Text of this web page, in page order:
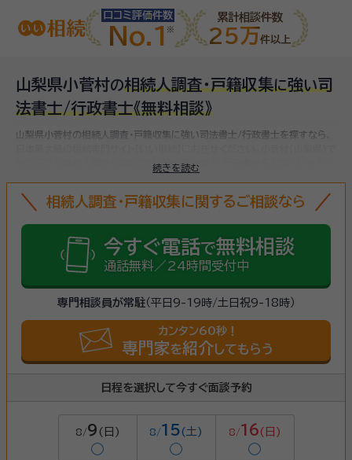
口コミ評価件数
No.1
累計相談件数
25万件以上
山梨県小菅村の相続人調査・戸籍収集に強い司
法書士/行政書士《無料相談》
続きを読む
山梨県小菅村の相続人調査・戸籍収集に強い司法書士/行政書士を探すなら、
対応可能な相続人調査・戸籍収集に強い司法書士/行政書士をお探しいただけ
相続人調査・戸籍収集に関するご相談なら
今すぐ電話で無料相談
通話無料／24時間受付中
専門相談員が常駐（平日9-19時/土日祝9-18時）
カンタン60秒！
専門家を紹介 してもらう
日程を選択して今すぐ面談予約
8/9 (日)
◯
8/15(土)
◯
8/16 (日)
◯